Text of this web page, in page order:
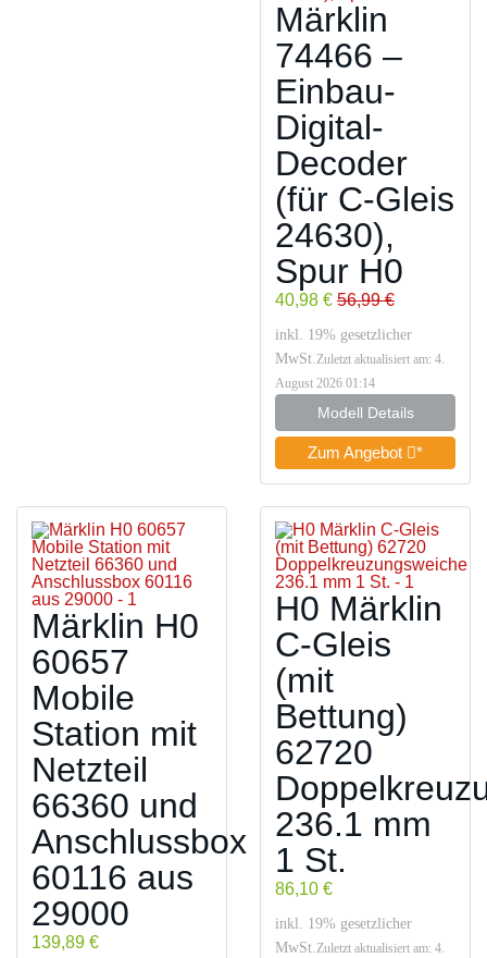
Märklin
74466 –
Einbau-
Digital-
Decoder
(für C-Gleis
24630),
Spur H0
40,98 € 56,99 €
inkl. 19% gesetzlicher
MwSt.Zuletzt aktualisiert am: 4.
August 2026 01:14
Modell Details
Zum Angebot *
Märklin H0
60657
Mobile
Station mit
Netzteil
66360 und
Anschlussbox
60116 aus
29000
139,89 €
H0 Märklin
C-Gleis
(mit
Bettung)
62720
236.1 mm
1 St.
86,10 €
inkl. 19% gesetzlicher
MwSt.Zuletzt aktualisiert am: 4.